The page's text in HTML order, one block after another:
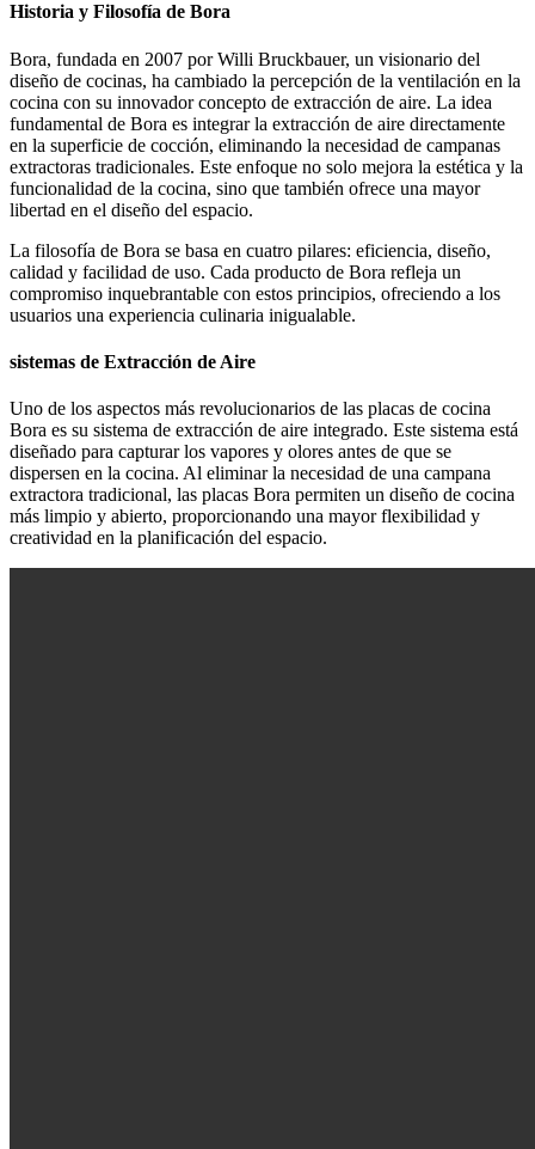
Historia y Filosofía de Bora
Bora, fundada en 2007 por Willi Bruckbauer, un visionario del
diseño de cocinas, ha cambiado la percepción de la ventilación en la
cocina con su innovador concepto de extracción de aire. La idea
fundamental de Bora es integrar la extracción de aire directamente
en la superficie de cocción, eliminando la necesidad de campanas
extractoras tradicionales. Este enfoque no solo mejora la estética y la
funcionalidad de la cocina, sino que también ofrece una mayor
libertad en el diseño del espacio.
La filosofía de Bora se basa en cuatro pilares: eficiencia, diseño,
calidad y facilidad de uso. Cada producto de Bora refleja un
compromiso inquebrantable con estos principios, ofreciendo a los
usuarios una experiencia culinaria inigualable.
sistemas de Extracción de Aire
Uno de los aspectos más revolucionarios de las placas de cocina
Bora es su sistema de extracción de aire integrado. Este sistema está
diseñado para capturar los vapores y olores antes de que se
dispersen en la cocina. Al eliminar la necesidad de una campana
extractora tradicional, las placas Bora permiten un diseño de cocina
más limpio y abierto, proporcionando una mayor flexibilidad y
creatividad en la planificación del espacio.